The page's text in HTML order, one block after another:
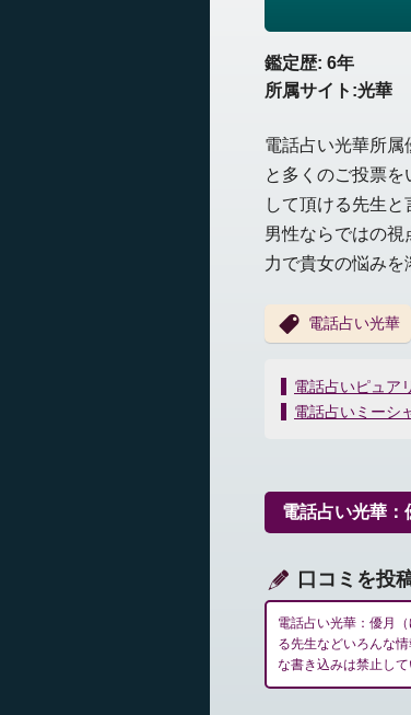
鑑定歴: 6年
所属サイト:光華
電話占い光華所属
と多くのご投票
して頂ける先生と
男性ならではの
力で貴女の悩みを
電話占い光華
投
稿
ー
シ
ン
電話占いピュア
電話占いミーシ
電話占い光華：
口コミを投
電話占い光華：優月
る先生などいろんな
な書き込みは禁止して